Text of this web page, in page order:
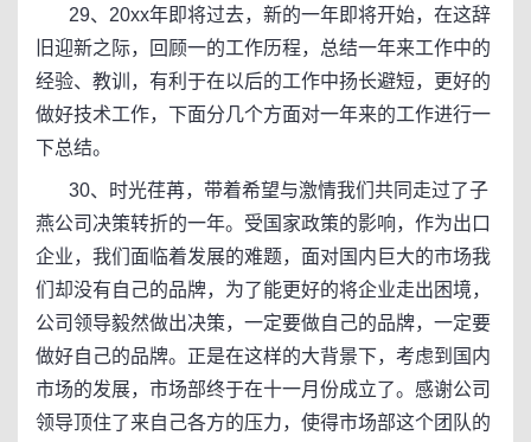
29、20xx年即将过去，新的一年即将开始，在这辞
旧迎新之际，回顾一的工作历程，总结一年来工作中的
经验、教训，有利于在以后的工作中扬长避短，更好的
做好技术工作，下面分几个方面对一年来的工作进行一
下总结。
30、时光荏苒，带着希望与激情我们共同走过了子
燕公司决策转折的一年。受国家政策的影响，作为出口
企业，我们面临着发展的难题，面对国内巨大的市场我
们却没有自己的品牌，为了能更好的将企业走出困境，
公司领导毅然做出决策，一定要做自己的品牌，一定要
做好自己的品牌。正是在这样的大背景下，考虑到国内
市场的发展，市场部终于在十一月份成立了。感谢公司
领导顶住了来自己各方的压力，使得市场部这个团队的